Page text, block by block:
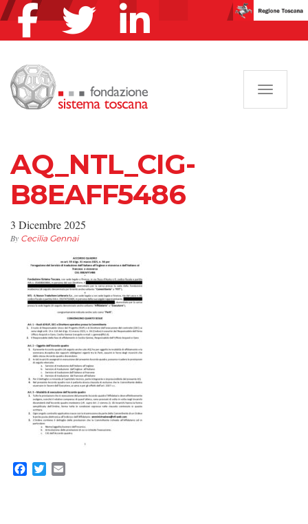
AQ_NTL_CIG-
B8EAFF5486
3 Dicembre 2025
By Cecilia Gennai
Facebook
Twitter